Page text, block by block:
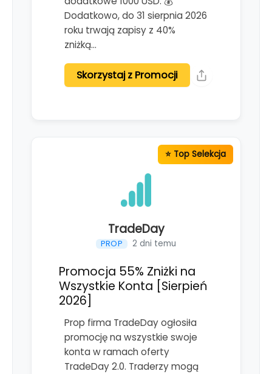
Dodatkowo, do 31 sierpnia 2026
roku trwają zapisy z 40%
zniżką…
Skorzystaj z Promocji
TradeDay
PROP 2 dni temu
Promocja 55% Zniżki na
Wszystkie Konta [Sierpień
2026]
Prop firma TradeDay ogłosiła
promocję na wszystkie swoje
konta w ramach oferty
TradeDay 2.0. Traderzy mogą